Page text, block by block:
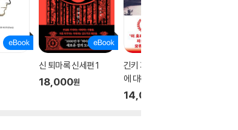
신 퇴마록 신세편 1
18,000원
긴키 지방의 어느 장소
에 대하여
14,000